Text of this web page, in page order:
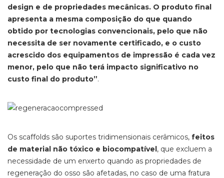
design e de propriedades mecânicas. O produto final
apresenta a mesma composição do que quando
obtido por tecnologias convencionais, pelo que não
necessita de ser novamente certificado, e o custo
acrescido dos equipamentos de impressão é cada vez
menor, pelo que não terá impacto significativo no
custo final do produto”.
Os scaffolds são suportes tridimensionais cerâmicos, feitos
de material não tóxico e biocompatível, que excluem a
necessidade de um enxerto quando as propriedades de
regeneração do osso são afetadas, no caso de uma fratura